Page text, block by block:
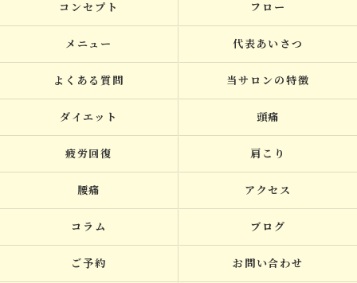
コンセプト フロー
メニュー 代表あいさつ
よくある質問 当サロンの特徴
ダイエット 頭痛
疲労回復 肩こり
腰痛 アクセス
コラム ブログ
ご予約 お問い合わせ